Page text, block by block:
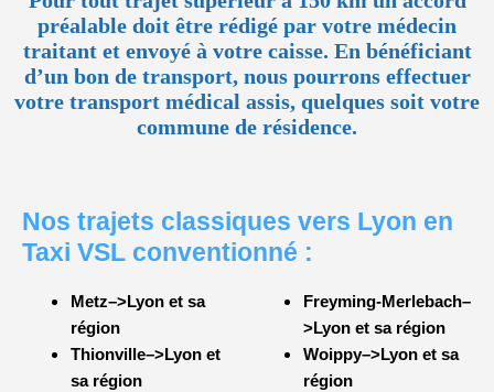
préalable doit être rédigé par votre médecin
traitant et envoyé à votre caisse. En bénéficiant
d’un bon de transport, nous pourrons effectuer
votre transport médical assis, quelques soit votre
commune de résidence.
Nos trajets classiques vers Lyon en
Taxi VSL conventionné :
Metz–>Lyon et sa
région
Thionville–>Lyon et
sa région
Freyming-Merlebach–
>Lyon et sa région
Woippy–>Lyon et sa
région